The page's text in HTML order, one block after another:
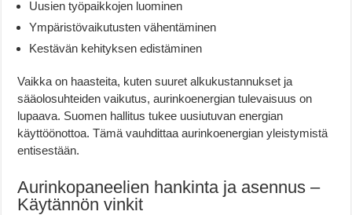
Uusien työpaikkojen luominen
Ympäristövaikutusten vähentäminen
Kestävän kehityksen edistäminen
Vaikka on haasteita, kuten suuret alkukustannukset ja
sääolosuhteiden vaikutus, aurinkoenergian tulevaisuus on
lupaava. Suomen hallitus tukee uusiutuvan energian
käyttöönottoa. Tämä vauhdittaa aurinkoenergian yleistymistä
entisestään.
Aurinkopaneelien hankinta ja asennus –
Käytännön vinkit